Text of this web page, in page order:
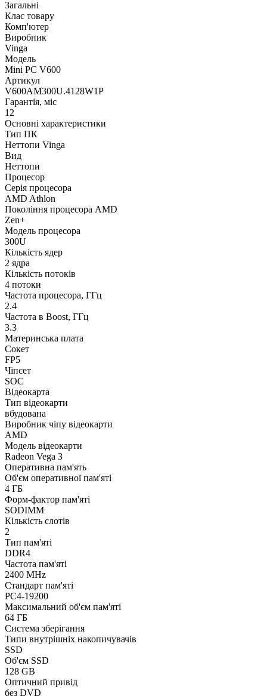
Загальні
Клас товару
Комп'ютер
Виробник
Vinga
Модель
Mini PC V600
Артикул
V600AM300U.4128W1P
Гарантія, міс
12
Основні характеристики
Тип ПК
Неттопи Vinga
Вид
Неттопи
Процесор
Серія процесора
AMD Athlon
Покоління процесора AMD
Zen+
Модель процесора
300U
Кількість ядер
2 ядра
Кількість потоків
4 потоки
Частота процесора, ГГц
2.4
Частота в Boost, ГГц
3.3
Материнська плата
Сокет
FP5
Чіпсет
SOC
Відеокарта
Тип відеокарти
вбудована
Виробник чіпу відеокарти
AMD
Модель відеокарти
Radeon Vega 3
Оперативна пам'ять
Об'єм оперативної пам'яті
4 ГБ
Форм-фактор пам'яті
SODIMM
Кількість слотів
2
Тип пам'яті
DDR4
Частота пам'яті
2400 MHz
Стандарт пам'яті
PC4-19200
Максимальний об'єм пам'яті
64 ГБ
Система зберігання
Типи внутрішніх накопичувачів
SSD
Об'єм SSD
128 GB
Оптичний привід
без DVD